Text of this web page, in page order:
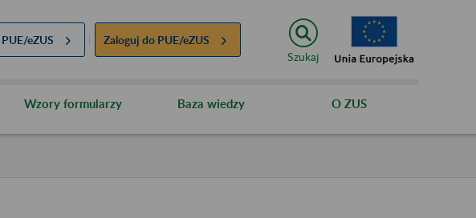
PUE/eZUS Zaloguj do PUE/eZUS
Szukaj
Wzory formularzy Baza wiedzy O ZUS